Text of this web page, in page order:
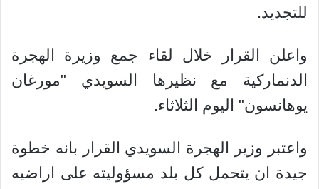
للتجديد.
واعلن القرار خلال لقاء جمع وزيرة الهجرة
الدنماركية مع نظيرها السويدي "مورغان
يوهانسون" اليوم الثلاثاء.
واعتبر وزير الهجرة السويدي القرار بانه خطوة
جيدة ان يتحمل كل بلد مسؤوليته على اراضيه